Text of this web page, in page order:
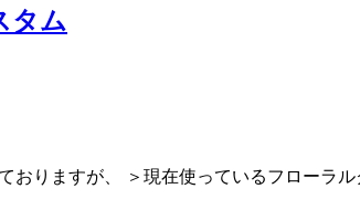
タム
おりますが、 ＞現在使っているフローラ